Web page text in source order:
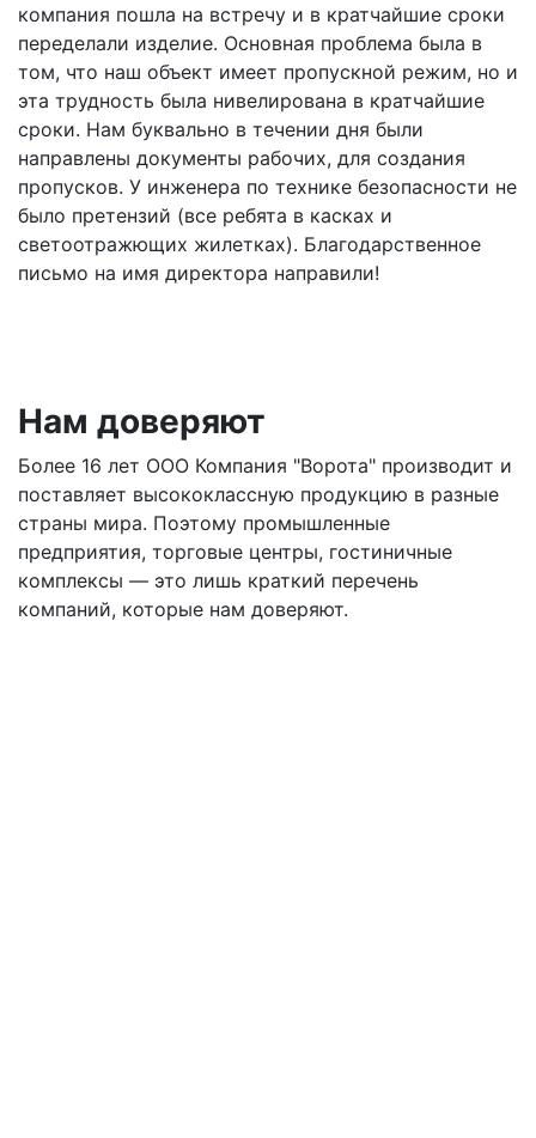
компания пошла на встречу и в кратчайшие сроки
переделали изделие. Основная проблема была в
том, что наш объект имеет пропускной режим, но и
эта трудность была нивелирована в кратчайшие
сроки. Нам буквально в течении дня были
направлены документы рабочих, для создания
пропусков. У инженера по технике безопасности не
было претензий (все ребята в касках и
светоотражющих жилетках). Благодарственное
письмо на имя директора направили!
Нам доверяют
Более 16 лет ООО Компания "Ворота" производит и
поставляет высококлассную продукцию в разные
страны мира. Поэтому промышленные
предприятия, торговые центры, гостиничные
комплексы — это лишь краткий перечень
компаний, которые нам доверяют.